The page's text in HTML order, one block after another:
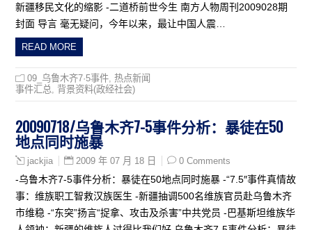
新疆移民文化的缩影 -二道桥前世今生 南方人物周刊2009028期
封面 导言 毫无疑问，今年以来，最让中国人震…
READ MORE
09_乌鲁木齐7·5事件 ,热点新闻
事件汇总
背景资料(政经社会)
20090718/乌鲁木齐7-5事件分析：暴徒在50
地点同时施暴
jackjia 2009 年 07 月 18 日 0 Comments
-乌鲁木齐7-5事件分析：暴徒在50地点同时施暴 -“7.5″事件真情故
事：维族职工智救汉族医生 -新疆抽调500名维族官员赴乌鲁木齐
市维稳 -“东突”扬言“捉拿、攻击及杀害”中共党员 -巴基斯坦维族华